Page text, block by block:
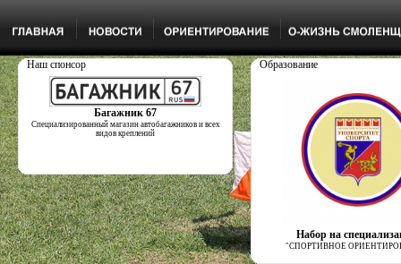
Наш спонсор
Багажник 67
Специализированный магазин автобагажников и всех
видов креплений
Образование
Набор на
"СПОРТИВНОЕ